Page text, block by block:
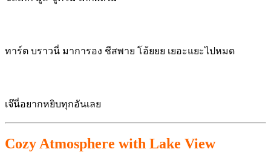
ทาร์ต บราวนี่ มาการอง ชีสพาย โอ้ยยย เยอะแยะไปหมด
เจ๊นี่อยากหยิบทุกอันเลย
Cozy Atmosphere with Lake View